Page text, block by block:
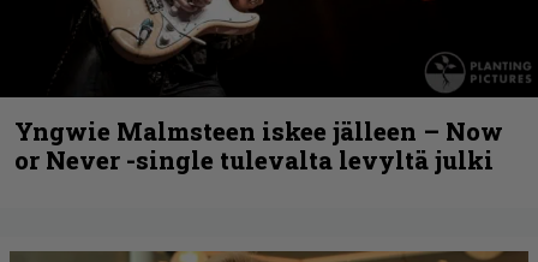
Yngwie Malmsteen iskee jälleen – Now
or Never -single tulevalta levyltä julki